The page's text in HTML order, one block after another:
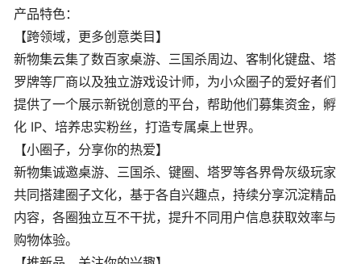
产品特色：
【跨领域，更多创意类目】
新物集云集了数百家桌游、三国杀周边、客制化键盘、塔
罗牌等厂商以及独立游戏设计师，为小众圈子的爱好者们
提供了一个展示新锐创意的平台，帮助他们募集资金，孵
化 IP、培养忠实粉丝，打造专属桌上世界。
【小圈子，分享你的热爱】
新物集诚邀桌游、三国杀、键圈、塔罗等各界骨灰级玩家
共同搭建圈子文化，基于各自兴趣点，持续分享沉淀精品
内容，各圈独立互不干扰，提升不同用户信息获取效率与
购物体验。